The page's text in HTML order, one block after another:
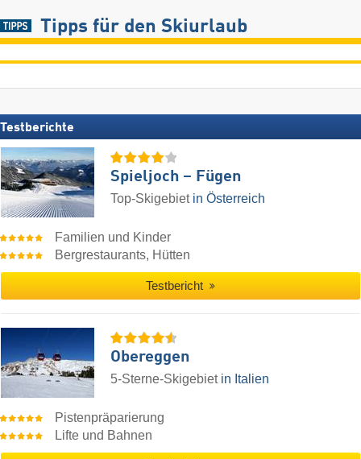
Tipps für den Skiurlaub
Testberichte
Spieljoch – Fügen
Top-Skigebiet in Österreich
Familien und Kinder
Bergrestaurants, Hütten
Testbericht
Obereggen
5-Sterne-Skigebiet in Italien
Pistenpräparierung
Lifte und Bahnen